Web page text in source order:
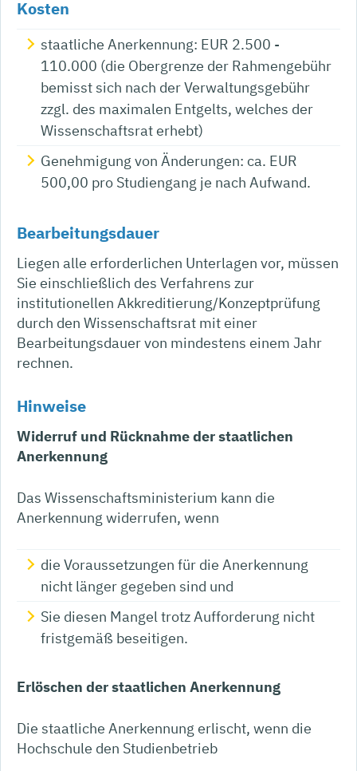
Kosten
staatliche Anerkennung: EUR 2.500 -
110.000 (die Obergrenze der Rahmengebühr
bemisst sich nach der Verwaltungsgebühr
zzgl. des maximalen Entgelts, welches der
Wissenschaftsrat erhebt)
Genehmigung von Änderungen: ca. EUR
500,00 pro Studiengang je nach Aufwand.
Bearbeitungsdauer
Liegen alle erforderlichen Unterlagen vor, müssen
Sie einschließlich des Verfahrens zur
institutionellen Akkreditierung/Konzeptprüfung
durch den Wissenschaftsrat mit einer
Bearbeitungsdauer von mindestens einem Jahr
rechnen.
Hinweise
Widerruf und Rücknahme der staatlichen
Anerkennung
Das Wissenschaftsministerium kann die
Anerkennung widerrufen, wenn
die Voraussetzungen für die Anerkennung
nicht länger gegeben sind und
Sie diesen Mangel trotz Aufforderung nicht
fristgemäß beseitigen.
Erlöschen der staatlichen Anerkennung
Die staatliche Anerkennung erlischt, wenn die
Hochschule den Studienbetrieb